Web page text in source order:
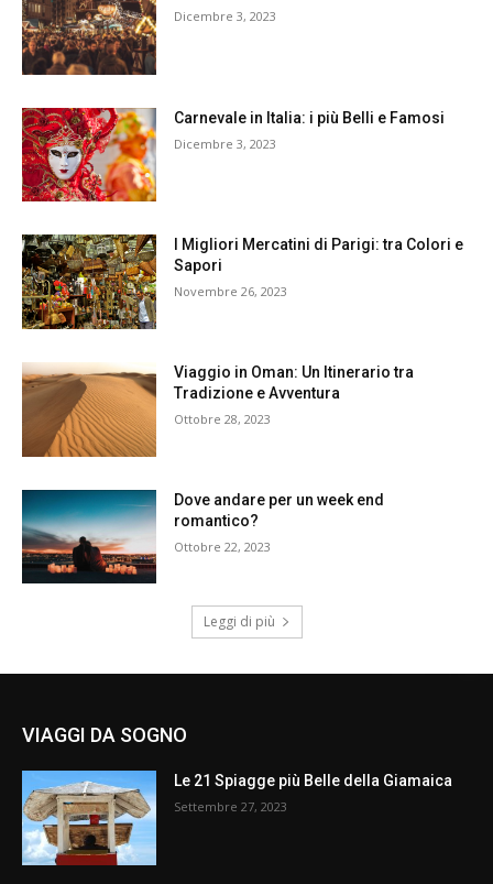
Dicembre 3, 2023
Carnevale in Italia: i più Belli e Famosi
Dicembre 3, 2023
I Migliori Mercatini di Parigi: tra Colori e
Sapori
Novembre 26, 2023
Viaggio in Oman: Un Itinerario tra
Tradizione e Avventura
Ottobre 28, 2023
Dove andare per un week end
romantico?
Ottobre 22, 2023
Leggi di più
VIAGGI DA SOGNO
Le 21 Spiagge più Belle della Giamaica
Settembre 27, 2023